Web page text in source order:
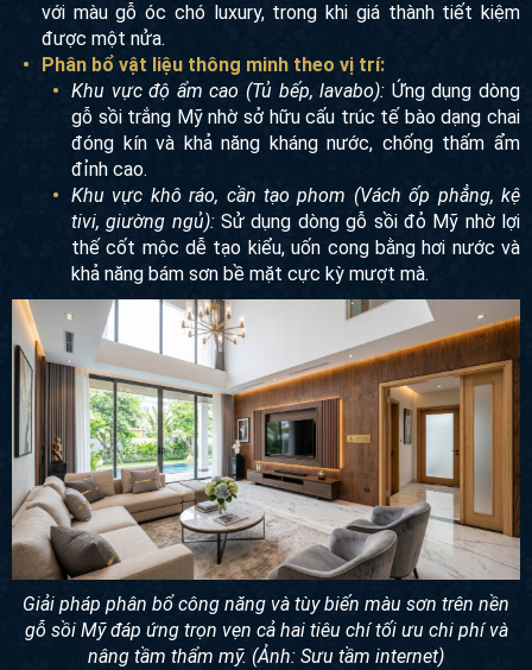
với màu gỗ óc chó luxury, trong khi giá thành tiết kiệm
được một nửa.
Phân bổ vật liệu thông minh theo vị trí:
Khu vực độ ẩm cao (Tủ bếp, lavabo): Ứng dụng dòng
gỗ sồi trắng Mỹ nhờ sở hữu cấu trúc tế bào dạng chai
đóng kín và khả năng kháng nước, chống thấm ẩm
đỉnh cao.
Khu vực khô ráo, cần tạo phom (Vách ốp phẳng, kệ
tivi, giường ngủ):Sử dụng dòng gỗ sồi đỏ Mỹ nhờ lợi
thế cốt mộc dễ tạo kiểu, uốn cong bằng hơi nước và
khả năng bám sơn bề mặt cực kỳ mượt mà.
Giải pháp phân bổ công năng và tùy biến màu sơn trên nền
gỗ sồi Mỹ đáp ứng trọn vẹn cả hai tiêu chí tối ưu chi phí và
nâng tầm thẩm mỹ. (Ảnh: Sưu tầm internet)